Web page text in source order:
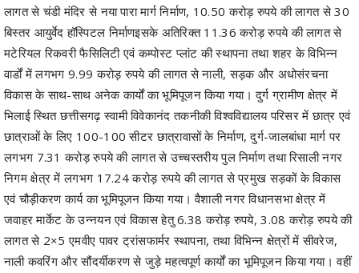
लागत से चंडी मंदिर से नया पारा मार्ग निर्माण, 10.50 करोड़ रुपये की लागत से 30
बिस्तर आयुर्वेद हॉस्पिटल निर्माणइसके अतिरिक्त 11.36 करोड़ रुपये की लागत से
मटेरियल रिकवरी फैसिलिटी एवं कम्पोस्ट प्लांट की स्थापना तथा शहर के विभिन्न
वार्डों में लगभग 9.99 करोड़ रुपये की लागत से नाली, सड़क और अधोसंरचना
विकास के साथ-साथ अनेक कार्यों का भूमिपूजन किया गया। दुर्ग ग्रामीण क्षेत्र में
भिलाई स्थित छत्तीसगढ़ स्वामी विवेकानंद तकनीकी विश्वविद्यालय परिसर में छात्र एवं
छात्राओं के लिए 100-100 सीटर छात्रावासों के निर्माण, दुर्ग-जालबांधा मार्ग पर
लगभग 7.31 करोड़ रुपये की लागत से उच्चस्तरीय पुल निर्माण तथा रिसाली नगर
निगम क्षेत्र में लगभग 17.24 करोड़ रुपये की लागत से प्रमुख सड़कों के विकास
एवं चौड़ीकरण कार्य का भूमिपूजन किया गया। वैशाली नगर विधानसभा क्षेत्र में
जवाहर मार्केट के उन्नयन एवं विकास हेतु 6.38 करोड़ रुपये, 3.08 करोड़ रुपये की
लागत से 2×5 एमवीए पावर ट्रांसफार्मर स्थापना, तथा विभिन्न क्षेत्रों में सीवरेज,
नाली कवरिंग और सौंदर्यीकरण से जुड़े महत्वपूर्ण कार्यों का भूमिपूजन किया गया। वहीं